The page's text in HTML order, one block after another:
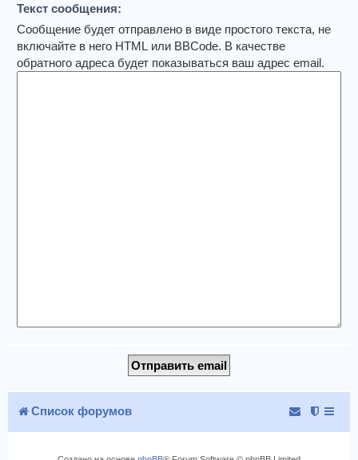
Текст сообщения:
Сообщение будет отправлено в виде простого текста, не
включайте в него HTML или BBCode. В качестве
обратного адреса будет показываться ваш адрес email.
Список форумов